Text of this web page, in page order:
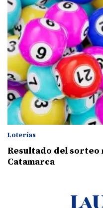
Loterías
Resultado del sorteo
Catamarca